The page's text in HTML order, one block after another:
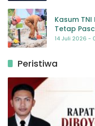
Kasum
Tetap
Harapan
14 Juli 2026 -
Peristiwa